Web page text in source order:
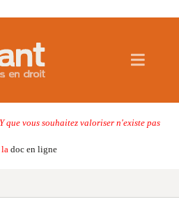
que vous souhaitez valoriser n'existe pas
doc en ligne